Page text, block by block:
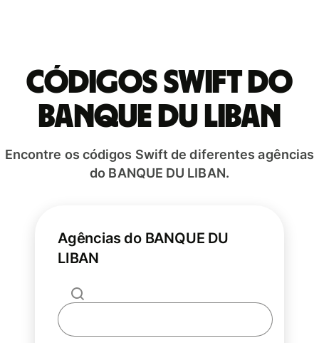
Códigos Swift do
BANQUE DU LIBAN
Encontre os códigos Swift de diferentes agências
do BANQUE DU LIBAN.
Agências do BANQUE DU
LIBAN